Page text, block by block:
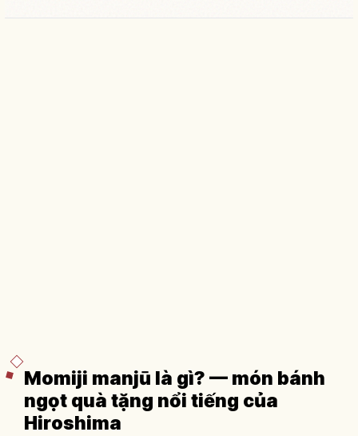
Momiji manjū là gì? — món bánh
ngọt quà tặng nổi tiếng của
Hiroshima